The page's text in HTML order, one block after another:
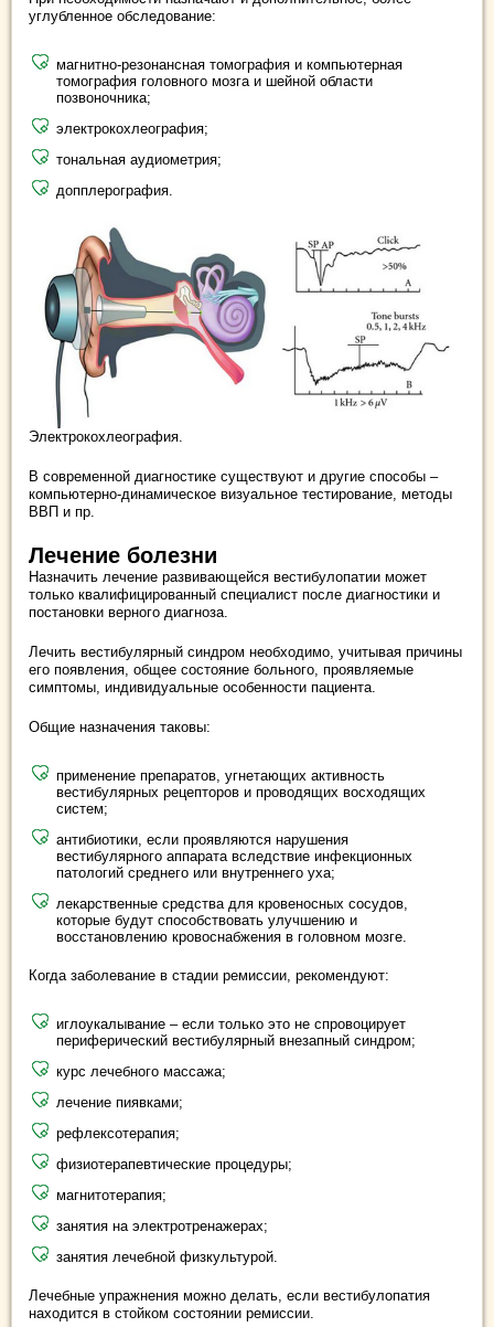
углубленное обследование:
магнитно-резонансная томография и компьютерная
томография головного мозга и шейной области
позвоночника;
электрокохлеография;
тональная аудиометрия;
допплерография.
Электрокохлеография.
В современной диагностике существуют и другие способы –
компьютерно-динамическое визуальное тестирование, методы
ВВП и пр.
Лечение болезни
Назначить лечение развивающейся вестибулопатии может
только квалифицированный специалист после диагностики и
постановки верного диагноза.
Лечить вестибулярный синдром необходимо, учитывая причины
его появления, общее состояние больного, проявляемые
симптомы, индивидуальные особенности пациента.
Общие назначения таковы:
применение препаратов, угнетающих активность
вестибулярных рецепторов и проводящих восходящих
систем;
антибиотики, если проявляются нарушения
вестибулярного аппарата вследствие инфекционных
патологий среднего или внутреннего уха;
лекарственные средства для кровеносных сосудов,
которые будут способствовать улучшению и
восстановлению кровоснабжения в головном мозге.
Когда заболевание в стадии ремиссии, рекомендуют:
иглоукалывание – если только это не спровоцирует
периферический вестибулярный внезапный синдром;
курс лечебного массажа;
лечение пиявками;
рефлексотерапия;
физиотерапевтические процедуры;
магнитотерапия;
занятия на электротренажерах;
занятия лечебной физкультурой.
Лечебные упражнения можно делать, если вестибулопатия
находится в стойком состоянии ремиссии.